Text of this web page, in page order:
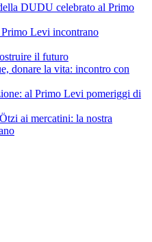
DUDU celebrato al Primo
Levi incontrano
il futuro
donare la vita: incontro con
al Primo Levi pomeriggi di
ai mercatini: la nostra